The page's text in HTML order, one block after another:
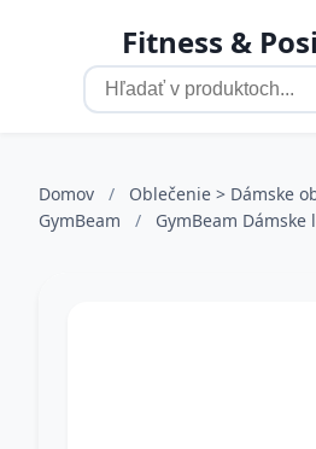
Fitness &
Domov / Oblečenie > Dámske
GymBeam
/ GymBeam Dámske